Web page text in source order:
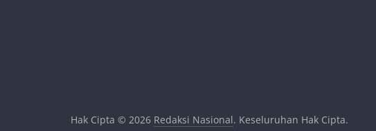
Hak Cipta © 2026 Redaksi Nasional. Keseluruhan Hak Cipta.